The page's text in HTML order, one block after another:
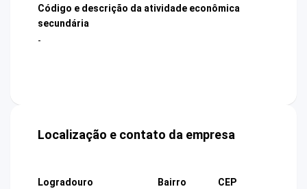
Código e descrição da atividade econômica
secundária
-
Localização e contato da empresa
Logradouro
Bairro
CEP